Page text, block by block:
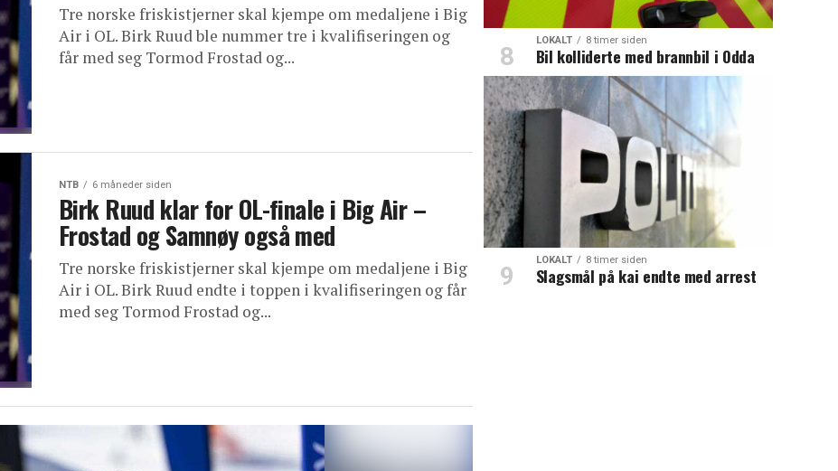
Tre norske friskistjerner skal kjempe om medaljene i Big
Air i OL. Birk Ruud ble nummer tre i kvalifiseringen og
får med seg Tormod Frostad og...
NTB 6 måneder siden
Birk Ruud klar for OL-finale i Big Air –
Frostad og Samnøy også med
Tre norske friskistjerner skal kjempe om medaljene i Big
Air i OL. Birk Ruud endte i toppen i kvalifiseringen og får
med seg Tormod Frostad og...
LOKALT 8 timer siden
Bil kolliderte med brannbil i Odda
LOKALT 8 timer siden
Slagsmål på kai endte med arrest